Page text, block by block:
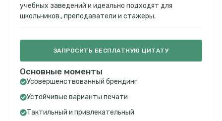
учебных заведений и идеально подходят для
школьников., преподаватели и стажеры.
ЗАПРОСИТЬ БЕСПЛАТНУЮ ЦИТАТУ
Основные моменты
Усовершенствованный брендинг
Устойчивые варианты печати
Тактильный и привлекательный